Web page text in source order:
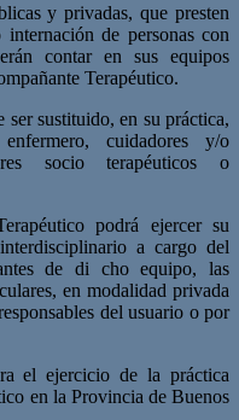
y privadas, que presten
de personas con
contar en sus equipos
Terapéutico.
sustituido, en su práctica,
cuidadores y/o
socio­ terapéuticos o
podrá ejercer su
a cargo del
de di­ cho equipo, las
en modalidad privada
del usuario o por
el ejercicio de la práctica
en la Provincia de Buenos